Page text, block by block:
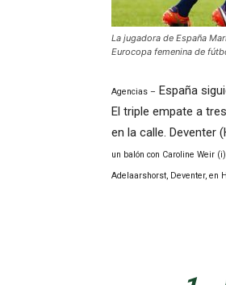
La jugadora de España
Eurocopa femenina de
Agencias – España
El triple empate a
en la calle. Deventer
un balón con Caroline Weir
Adelaarshorst, Deventer, en